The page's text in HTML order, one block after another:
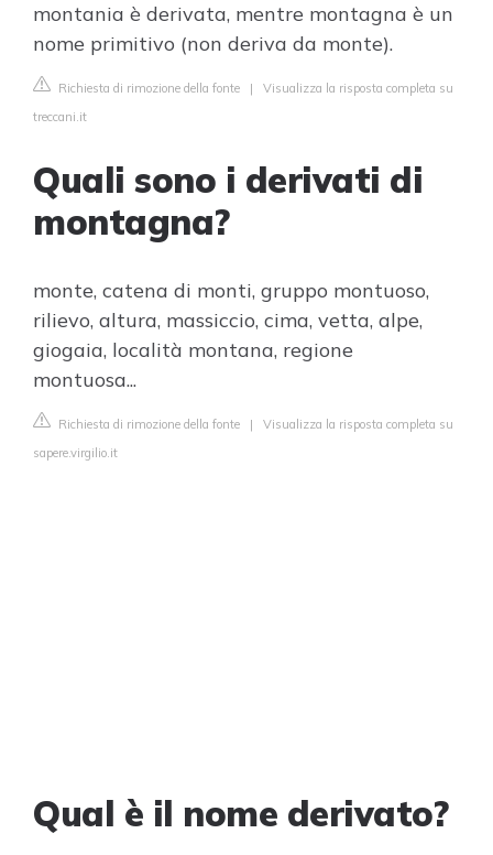
montania è derivata, mentre montagna è un
nome primitivo (non deriva da monte).
Richiesta di rimozione della fonte | Visualizza la risposta completa su
treccani.it
Quali sono i derivati di
montagna?
monte, catena di monti, gruppo montuoso,
rilievo, altura, massiccio, cima, vetta, alpe,
giogaia, località montana, regione
montuosa...
Richiesta di rimozione della fonte | Visualizza la risposta completa su
sapere.virgilio.it
Qual è il nome derivato?